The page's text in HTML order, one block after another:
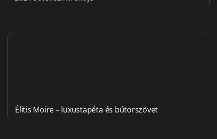
Élitis Moire – luxustapéta és bútorszövet